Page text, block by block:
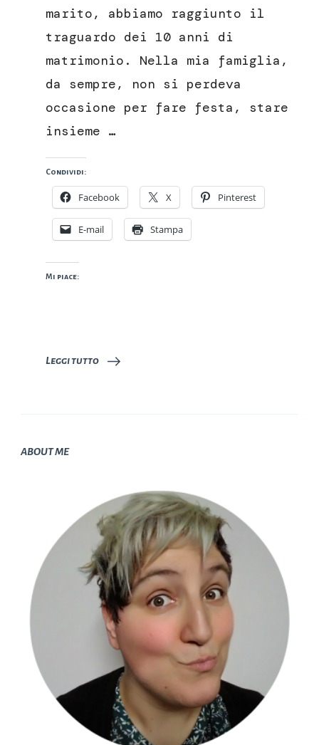
marito, abbiamo raggiunto il
traguardo dei 10 anni di
matrimonio. Nella mia famiglia,
da sempre, non si perdeva
occasione per fare festa, stare
insieme …
Condividi:
Facebook X Pinterest
E-mail Stampa
Mi piace:
Leggi tutto
ABOUT ME